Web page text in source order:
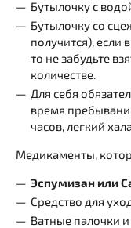
Бутылочку с
Бутылочку со
получится), если
то не забудьте
количестве.
Для себя
время
часов, легкий
Медикаменты,
Эспумизан или
Средство для
Ватные палочки